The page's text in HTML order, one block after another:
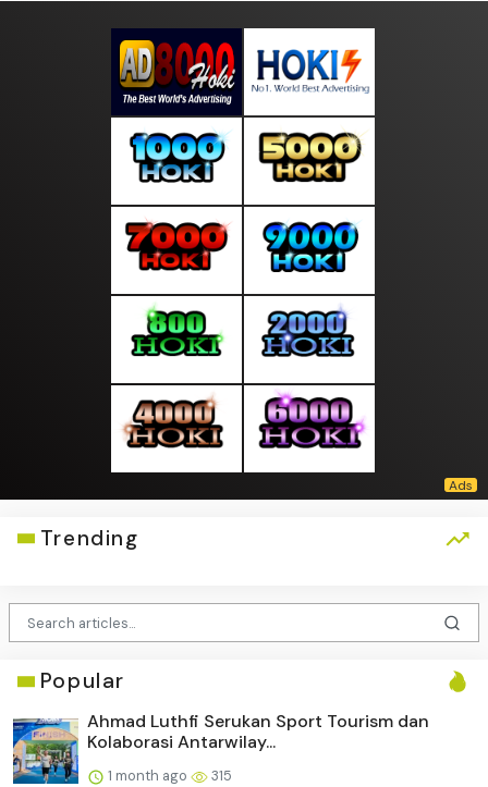
Trending
Popular
Ahmad Luthfi Serukan Sport Tourism dan
Kolaborasi Antarwilay...
1 month ago 315